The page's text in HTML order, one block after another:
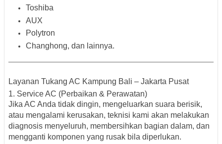
Toshiba
AUX
Polytron
Changhong, dan lainnya.
Layanan Tukang AC Kampung Bali – Jakarta Pusat
1. Service AC (Perbaikan & Perawatan)
Jika AC Anda tidak dingin, mengeluarkan suara berisik,
atau mengalami kerusakan, teknisi kami akan melakukan
diagnosis menyeluruh, membersihkan bagian dalam, dan
mengganti komponen yang rusak bila diperlukan.